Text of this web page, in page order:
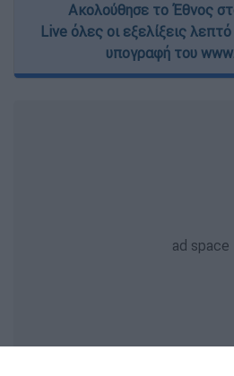
Ακολούθησε το Έθνος
Live όλες οι εξελίξεις
υπογραφή του